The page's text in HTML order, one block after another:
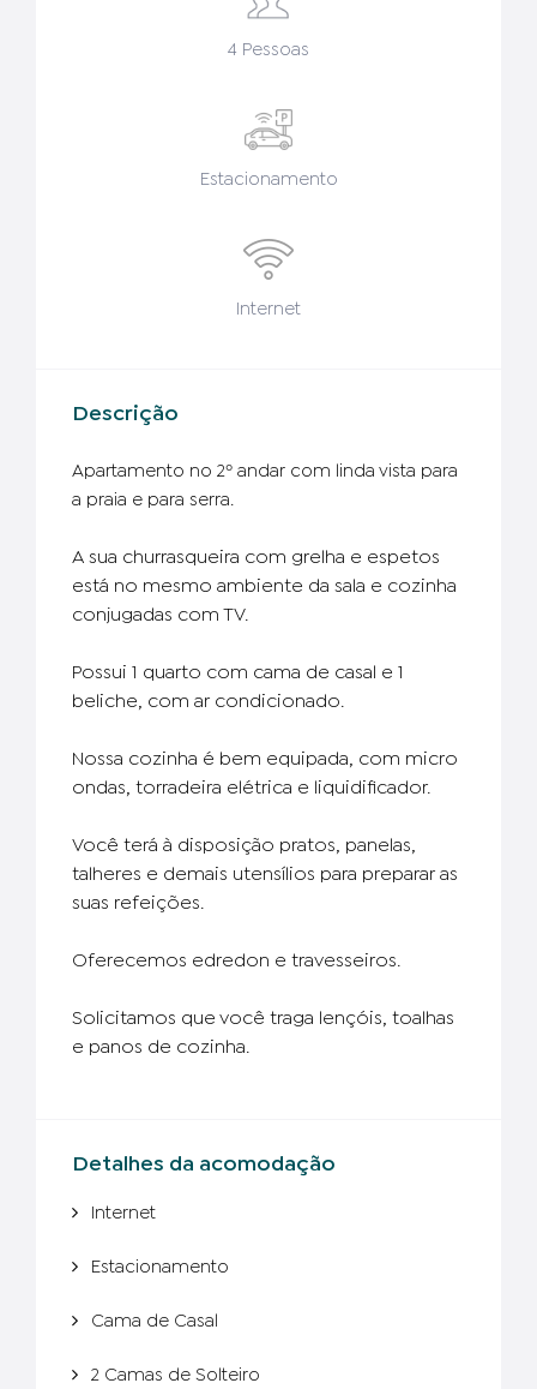
4 Pessoas
Estacionamento
Internet
Descrição
Apartamento no 2º andar com linda vista para
a praia e para serra.
A sua churrasqueira com grelha e espetos
está no mesmo ambiente da sala e cozinha
conjugadas com TV.
Possui 1 quarto com cama de casal e 1
beliche, com ar condicionado.
Nossa cozinha é bem equipada, com micro
ondas, torradeira elétrica e liquidificador.
Você terá à disposição pratos, panelas,
talheres e demais utensí­lios para preparar as
suas refeições.
Oferecemos edredon e travesseiros.
Solicitamos que você traga lençóis, toalhas
e panos de cozinha.
Detalhes da acomodação
Internet
Estacionamento
Cama de Casal
2 Camas de Solteiro